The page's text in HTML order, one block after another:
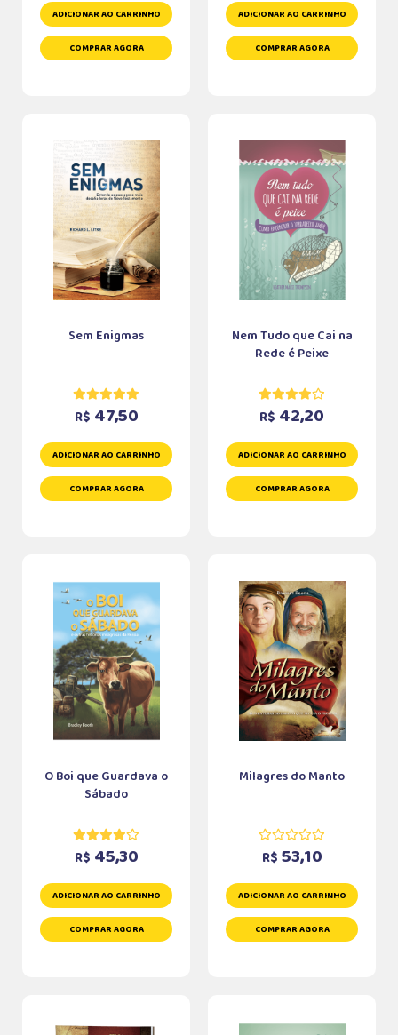
ADICIONAR AO CARRINHO
COMPRAR AGORA
ADICIONAR AO CARRINHO
COMPRAR AGORA
Sem Enigmas
R$ 47,50
ADICIONAR AO CARRINHO
COMPRAR AGORA
Nem Tudo que Cai na
Rede é Peixe
R$ 42,20
ADICIONAR AO CARRINHO
COMPRAR AGORA
O Boi que Guardava o
Sábado
R$ 45,30
ADICIONAR AO CARRINHO
COMPRAR AGORA
Milagres do Manto
R$ 53,10
ADICIONAR AO CARRINHO
COMPRAR AGORA